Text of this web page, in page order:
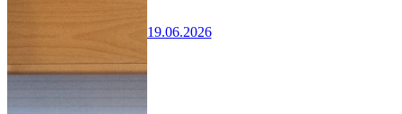
19.06.2026